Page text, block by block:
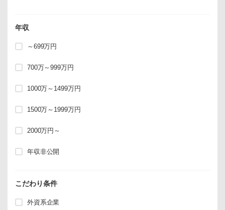
年収
～699万円
700万～999万円
1000万～1499万円
1500万～1999万円
2000万円～
年収非公開
こだわり条件
外資系企業